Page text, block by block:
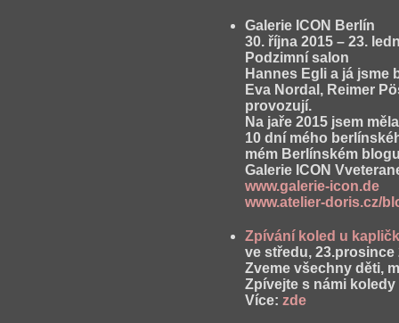
Galerie ICON Berlín
30. října 2015 – 23.
Podzimní salon
Hannes Egli a já jsme
Eva Nordal, Reimer
provozují.
Na jaře 2015 jsem
10 dní mého
mém Berlínském
Galerie ICON
www.galerie-icon.de
www.atelier-doris.cz/
Zpívání koled u
ve středu, 23.prosince
Zveme všechny děti,
Zpívejte s námi
Více: zde